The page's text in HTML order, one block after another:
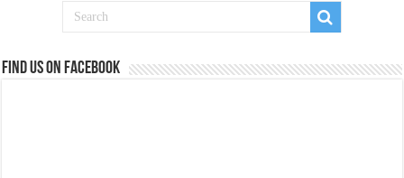
Find us on Facebook